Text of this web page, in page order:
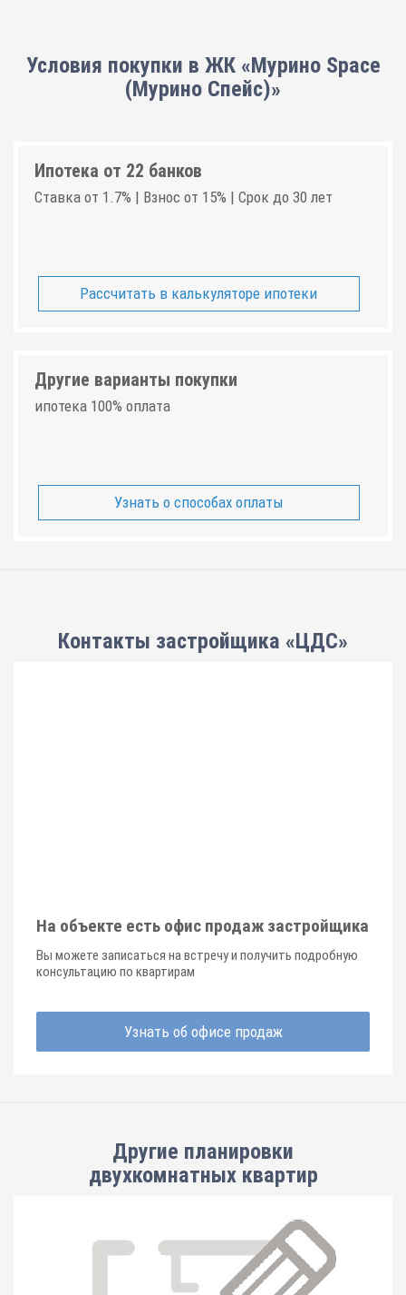
Условия покупки в ЖК «Мурино Space
(Мурино Спейс)»
Ипотека от 22 банков
Ставка от 1.7% | Взнос от 15% | Срок до 30 лет
Рассчитать в калькуляторе ипотеки
Другие варианты покупки
ипотека 100% оплата
Узнать о способах оплаты
Контакты застройщика «ЦДС»
На объекте есть офис продаж застройщика
Вы можете записаться на встречу и получить подробную
консультацию по квартирам
Узнать об офисе продаж
Другие планировки
двухкомнатных квартир